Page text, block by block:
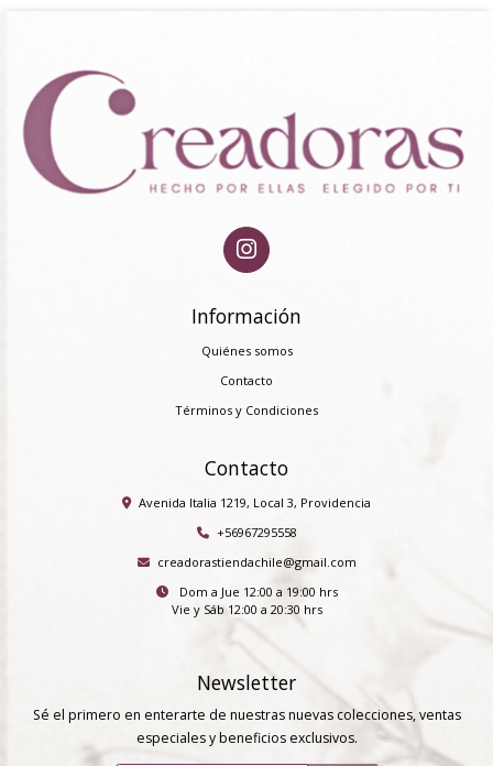
Información
Quiénes somos
Contacto
Términos y Condiciones
Contacto
Avenida Italia 1219, Local 3, Providencia
+56967295558
creadorastiendachile@gmail.com
Dom a Jue 12:00 a 19:00 hrs
Vie y Sáb 12:00 a 20:30 hrs
Newsletter
Sé el primero en enterarte de nuestras nuevas colecciones, ventas
especiales y beneficios exclusivos.